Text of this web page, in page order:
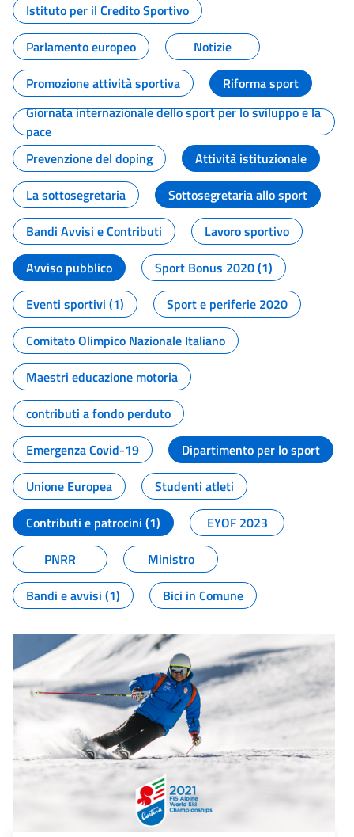
Istituto per il Credito Sportivo
Parlamento europeo
Notizie
Promozione attività sportiva
Riforma sport
Giornata internazionale dello sport per lo sviluppo e la
pace
Prevenzione del doping
Attività istituzionale
La sottosegretaria
Sottosegretaria allo sport
Bandi Avvisi e Contributi
Lavoro sportivo
Avviso pubblico
Sport Bonus 2020 (1)
Eventi sportivi (1)
Sport e periferie 2020
Comitato Olimpico Nazionale Italiano
Maestri educazione motoria
contributi a fondo perduto
Emergenza Covid-19
Dipartimento per lo sport
Unione Europea
Studenti atleti
Contributi e patrocini (1)
EYOF 2023
PNRR
Ministro
Bandi e avvisi (1)
Bici in Comune